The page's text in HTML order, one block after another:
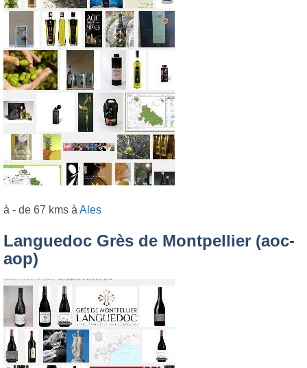
à - de 67 kms à Ales
Languedoc Grès de Montpellier (aoc-
aop)